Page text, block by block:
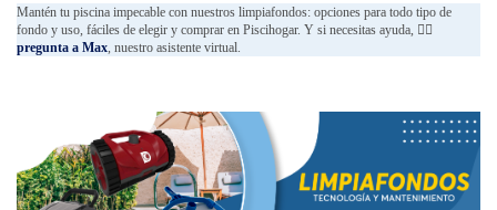
Mantén tu piscina impecable con nuestros limpiafondos: opciones para todo tipo de
fondo y uso, fáciles de elegir y comprar en Piscihogar. Y si necesitas ayuda, 👉🏻
pregunta a Max, nuestro asistente virtual.